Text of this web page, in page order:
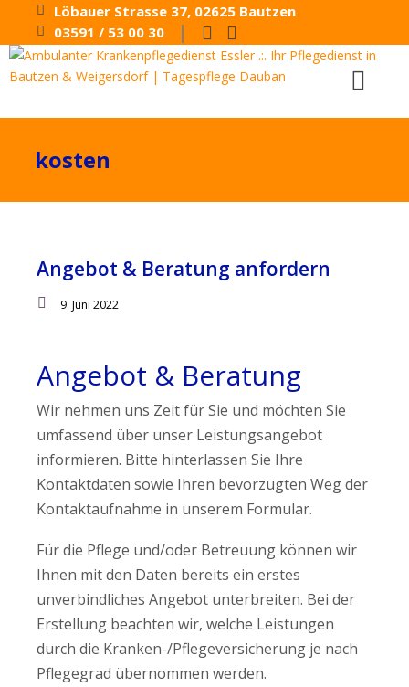
Löbauer Strasse 37, 02625 Bautzen
03591 / 53 00 30
|
kosten
Angebot & Beratung anfordern
9. Juni 2022
Angebot & Beratung
Wir nehmen uns Zeit für Sie und möchten Sie
umfassend über unser Leistungsangebot
informieren. Bitte hinterlassen Sie Ihre
Kontaktdaten sowie Ihren bevorzugten Weg der
Kontaktaufnahme in unserem Formular.
Für die Pflege und/oder Betreuung können wir
Ihnen mit den Daten bereits ein erstes
unverbindliches Angebot unterbreiten. Bei der
Erstellung beachten wir, welche Leistungen
durch die Kranken-/Pflegeversicherung je nach
Pflegegrad übernommen werden.